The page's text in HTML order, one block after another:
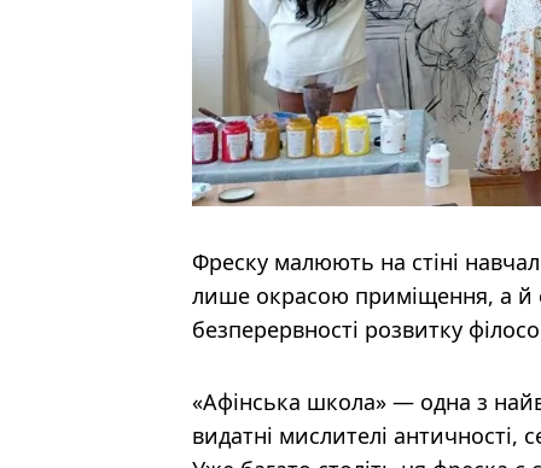
Фреску малюють на стіні
лише окрасою приміщення, а й
безперервності розвитку
«Афінська школа» — одна з
видатні мислителі античності,